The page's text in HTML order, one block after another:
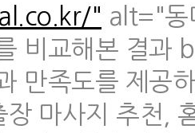
" alt="동
비교해본 결과
만족도를 제공
장 마사지 추천,